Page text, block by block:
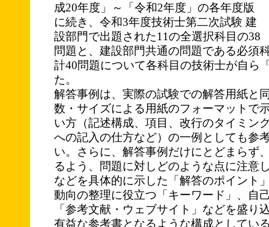
成20年度」～「令和2年度」の各年度版
に続き、令和3年度技術士第二次試験 建
設部門で出題された11の全選択科目の38
問題と、建設部門共通の問題である必須
計40問題について各科目の技術士が自ら
た。
解答事例は、実際の試験での解答用紙と
数・サイズによる用紙のフォーマットで
い方（記述構成、項目、改行のタイミン
への記入の仕方など）の一例としても参
い。さらに、解答事例だけにとどまらず
るよう、問題に対しどのような点に注意
などを具体的に示した「解答のポイント
動向の整理に役立つ「キーワード」、自
「参考文献・ウェブサイト」などを盛り
有益な参考書となるような構成としてい